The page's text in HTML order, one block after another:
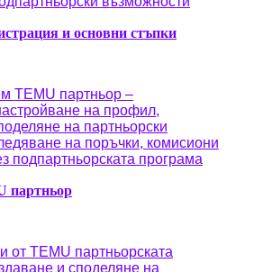
и основни стъпки
партньор